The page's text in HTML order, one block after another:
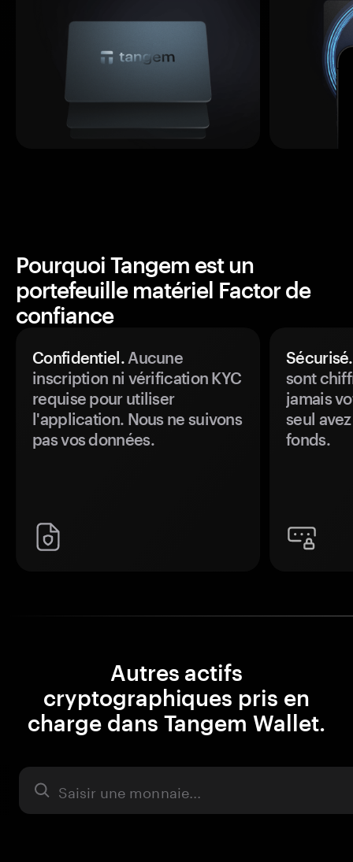
Pourquoi Tangem est un
portefeuille matériel Factor de
confiance
Confidentiel.Aucune
inscription ni vérification KYC
requise pour utiliser
l'application. Nous ne suivons
pas vos données.
Sécurisé.
sont
jamais
seul
fonds.
Autres actifs
cryptographiques pris en
charge dans Tangem Wallet.
Actifs